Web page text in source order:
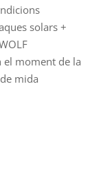
solars +
el moment de la
mida